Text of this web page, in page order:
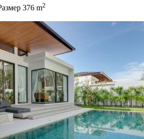
376 m2